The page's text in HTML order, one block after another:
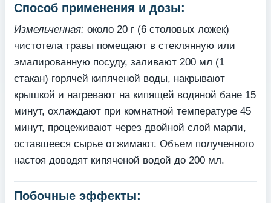
Способ применения и дозы:
Измельченная: около 20 г (6 столовых ложек)
чистотела травы помещают в стеклянную или
эмалированную посуду, заливают 200 мл (1
стакан) горячей кипяченой воды, накрывают
крышкой и нагревают на кипящей водяной бане 15
минут, охлаждают при комнатной температуре 45
минут, процеживают через двойной слой марли,
оставшееся сырье отжимают. Объем полученного
настоя доводят кипяченой водой до 200 мл.
Побочные эффекты: